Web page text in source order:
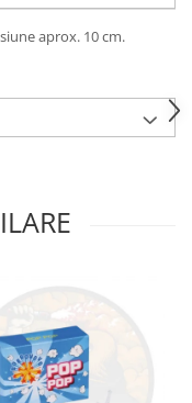
aprox. 10 cm.